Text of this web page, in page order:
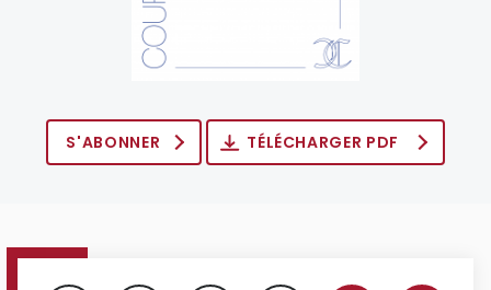
S'ABONNER TÉLÉCHARGER PDF